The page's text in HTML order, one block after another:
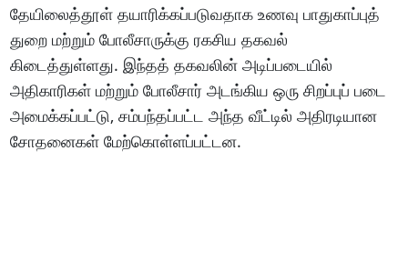
தேயிலைத்தூள் தயாரிக்கப்படுவதாக உணவு பாதுகாப்புத்
துறை மற்றும் போலீசாருக்கு ரகசிய தகவல்
கிடைத்துள்ளது. இந்தத் தகவலின் அடிப்படையில்
அதிகாரிகள் மற்றும் போலீசார் அடங்கிய ஒரு சிறப்புப் படை
அமைக்கப்பட்டு, சம்பந்தப்பட்ட அந்த வீட்டில் அதிரடியான
சோதனைகள் மேற்கொள்ளப்பட்டன.